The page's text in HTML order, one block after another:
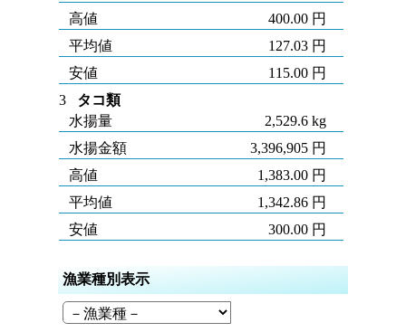
高値
400.00 円
平均値
127.03 円
安値
115.00 円
3
タコ類
水揚量
2,529.6 kg
水揚金額
3,396,905 円
高値
1,383.00 円
平均値
1,342.86 円
安値
300.00 円
漁業種別表示